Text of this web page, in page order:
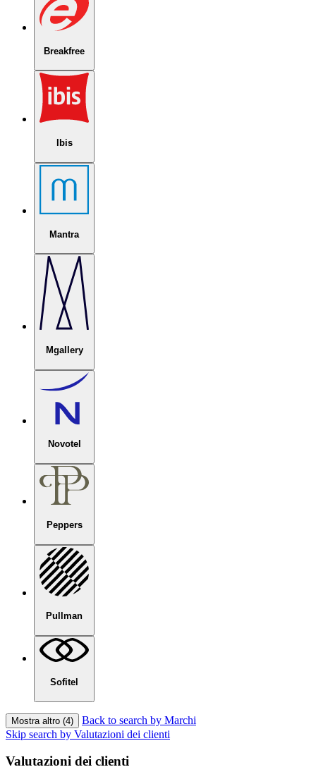
Breakfree
Ibis
Mantra
Mgallery
Novotel
Peppers
Pullman
Sofitel
Mostra altro (4)
Back to search by Marchi
Skip search by Valutazioni dei clienti
Valutazioni dei clienti